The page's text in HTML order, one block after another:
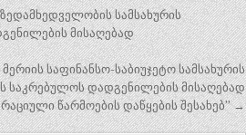
სამსახურის
მისაღებად
საფინანსო-საბიუჯეტო სამსახურის
საკრებულოს დადგენილების მისაღებად
წარმოების დაწყების შესახებ” →